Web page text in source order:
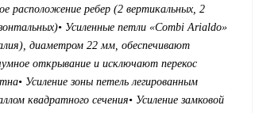
расположение ребер (2 вертикальных, 2
• Усиленные петли «Combi Arialdo»
диаметром 22 мм, обеспечивают
открывание и исключают перекос
• Усиление зоны петель легированным
квадратного сечения• Усиление замковой